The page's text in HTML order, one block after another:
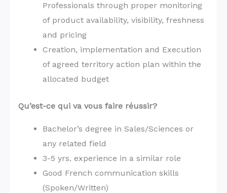
Professionals through proper monitoring
of product availability, visibility, freshness
and pricing
Creation, implementation and Execution
of agreed territory action plan within the
allocated budget
Qu’est-ce qui va vous faire réussir?
Bachelor’s degree in Sales/Sciences or
any related field
3-5 yrs. experience in a similar role
Good French communication skills
(Spoken/Written)